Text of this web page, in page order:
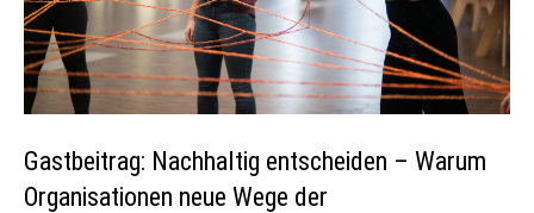
Gastbeitrag: Nachhaltig entscheiden – Warum
Organisationen neue Wege der